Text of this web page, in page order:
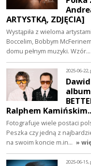
ARTYSTKĄ, ZDJĘCIA]
Wystąpiła z wieloma
Boccelim, Bobbym
domu pełnym muzyki. Wzór…
2025-06-
Ralphem
Fotografuje wiele postaci
Peszka czy jedną z
na swoim koncie m.in… »
2025-06-